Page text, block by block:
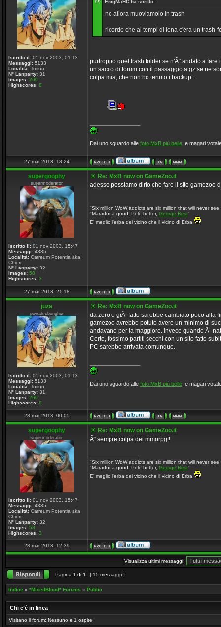
Iscritto il: 01 nov 2003, 01:13
Messaggi: 5133
Località: Torino
N° Lanparty: 31
Images: 260
Highscores: 8
EnigMaHC ha scritto:
no allora muoviamolo in trash
ricordo che ai tempi di iena c'era un trash-
purtroppo quel trash folder se n'Ã¨ andato a fare
un sacco di forum con il passaggio a gz se ne
colpa mia, che non ho tenuto i backup....
Dai uno sguardo alle foto MxB più belle , e magari
27 mar 2013, 18:24
supergoophy
supermoderator
Iscritto il: 01 nov 2003, 15:47
Messaggi: 4385
Località: Carreum Potentia aka
Chieri
N° Lanparty: 32
Images: 58
Highscores: 3
Re: MxB now on GameZoo.it
adesso possiamo dirlo che fare il sito gamezoo
"Six million WoW addicts are six million that will never see
"Maradona good, Pelè better, George Best"
E' meglio l'erba del vicino che il vicino di Erba
27 mar 2013, 21:18
juza
powah sbongher
Iscritto il: 01 nov 2003, 01:13
Messaggi: 5133
Località: Torino
N° Lanparty: 31
Images: 260
Highscores: 8
Re: MxB now on GameZoo.it
da zero o giÃ fatto sarebbe cambiato poco alla
gamezoo avrebbe potuto avere un minimo di
andavano per la maggiore. invece quando Ã¨
Certo, fossimo partiti secchi con un sito fatto
PC sarebbe arrivata comunque.
Dai uno sguardo alle foto MxB più belle , e magari
28 mar 2013, 00:05
supergoophy
supermoderator
Iscritto il: 01 nov 2003, 15:47
Messaggi: 4385
Località: Carreum Potentia aka
Chieri
N° Lanparty: 32
Images: 58
Highscores: 3
Re: MxB now on GameZoo.it
Ã¨ sempre colpa dei mmorpg!!
"Six million WoW addicts are six million that will never see
"Maradona good, Pelè better, George Best"
E' meglio l'erba del vicino che il vicino di Erba
28 mar 2013, 12:39
Visualizza ultimi messaggi:
Pagina 1 di 1 [ 15 messaggi ]
Indice » *MixedBlood* Forums » Public
Chi c’è in linea
Visitano il forum: Nessuno e 1 ospite